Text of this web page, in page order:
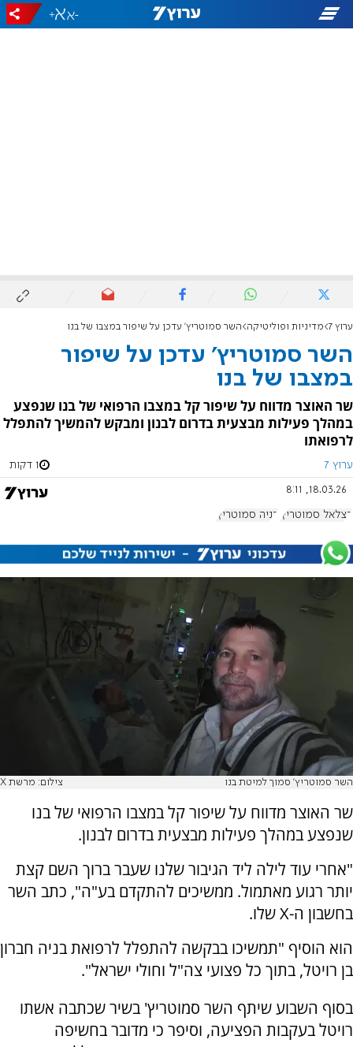
-
+
ערוץ 7 מדיניות ופוליטיקה השר סמוטריץ' עדכן על שיפור במצבו של בנו
השר סמוטריץ' עדכן על שיפור
במצבו של בנו
שר האוצר מדווח על שיפור קל במצבו הרפואי של בנו שנפצע
במהלך פעילות מבצעית בדרום לבנון ומבקש להמשיך להתפלל
לרפואתו
ערוץ 7 1 דקות
18.03.26, 8:11
בצלאל סמוטריץ' בניה סמוטריץ'
השר סמוטריץ' סמוך למיטת בנו צילום: מרשת X
שר האוצר מדווח על שיפור קל במצבו הרפואי של בנו
שנפצע במהלך פעילות מבצעית בדרום לבנון.
"אחרי עוד לילה ליד הגיבור שלנו שעבר ברוך השם קצת
יותר רגוע מאתמול. ממשיכים להתקדם בע"ה", כתב השר
בחשבון ה-X שלו.
הוא הוסיף "תמשיכו בבקשה להתפלל לרפואת בניה חברון
בן רויטל, בתוך כל פצועי צה"ל וחולי ישראל".
בסוף השבוע שיתף השר סמוטריץ' בשיר שכתבה אשתו
רויטל בעקבות הפציעה, וסיפר כי מדובר בחשיפה